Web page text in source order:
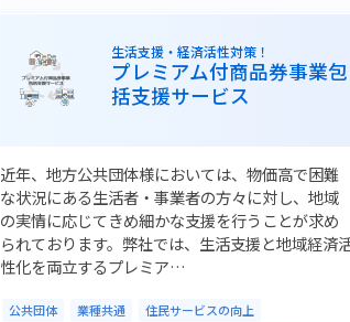
生活支援・経済活性対策！
プレミアム付商品券事業包
括支援サービス
近年、地方公共団体様においては、物価高で困難
な状況にある生活者・事業者の方々に対し、地域
の実情に応じてきめ細かな支援を行うことが求め
られております。弊社では、生活支援と地域経済
性化を両立するプレミア…
公共団体 業種共通
住民サービスの向上